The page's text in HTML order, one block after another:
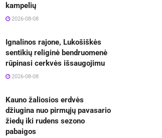
kampelių
2026-08-08
Ignalinos rajone, Lukošiškės
sentikių religinė bendruomenė
rūpinasi cerkvės išsaugojimu
2026-08-08
Kauno žaliosios erdvės
džiugina nuo pirmųjų pavasario
žiedų iki rudens sezono
pabaigos